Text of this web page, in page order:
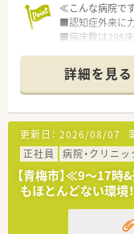
≪こんな病院で
■認知症外来に
■病床数は298床
力をいれておりま
≪業務内容≫
■入院患者の調
す。
■病棟での服薬指
≪おすすめポイ
■車通勤可能で
■病院未経験の
■土曜日休みも
ご家庭との両
詳細を見る
更新日： 2026/08/07
正社員
病院・クリニッ
【青梅市】≪9～17時
もほとんどない環境